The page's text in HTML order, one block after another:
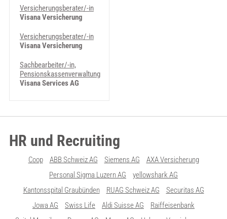
Versicherungsberater/-in
Visana Versicherung
Versicherungsberater/-in
Visana Versicherung
Sachbearbeiter/-in,
Pensionskassenverwaltung
Visana Services AG
HR und Recruiting
Coop ABB Schweiz AG Siemens AG
AXA Versicherung
Personal Sigma Luzern AG
yellowshark AG
Kantonsspital Graubünden
RUAG Schweiz AG
Securitas AG
Jowa AG
Swiss Life Aldi Suisse AG
Raiffeisenbank